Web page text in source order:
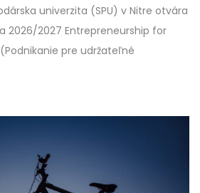
univerzita (SPU) v Nitre otvára
2026/2027 Entrepreneurship for
pre udržateľné